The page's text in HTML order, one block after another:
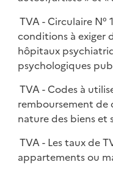
TVA - Circulaire N°
conditions à exiger
hôpitaux
psychologiques
TVA - Codes à
remboursement de
nature des biens et
TVA - Les taux de
appartements ou